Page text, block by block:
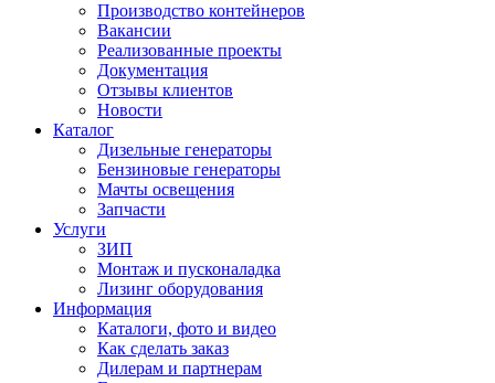
Производство контейнеров
Вакансии
Реализованные проекты
Документация
Отзывы клиентов
Новости
Каталог
Дизельные генераторы
Бензиновые генераторы
Мачты освещения
Запчасти
Услуги
ЗИП
Монтаж и пусконаладка
Лизинг оборудования
Информация
Каталоги, фото и видео
Как сделать заказ
Дилерам и партнерам